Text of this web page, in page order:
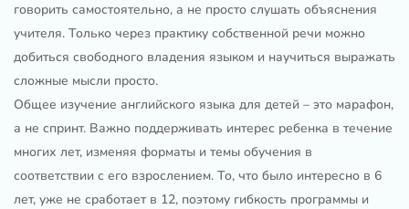
говорить самостоятельно, а не просто слушать объяснения
учителя. Только через практику собственной речи можно
добиться свободного владения языком и научиться выражать
сложные мысли просто.
Общее изучение английского языка для детей – это марафон,
а не спринт. Важно поддерживать интерес ребенка в течение
многих лет, изменяя форматы и темы обучения в
соответствии с его взрослением. То, что было интересно в 6
лет, уже не сработает в 12, поэтому гибкость программы и